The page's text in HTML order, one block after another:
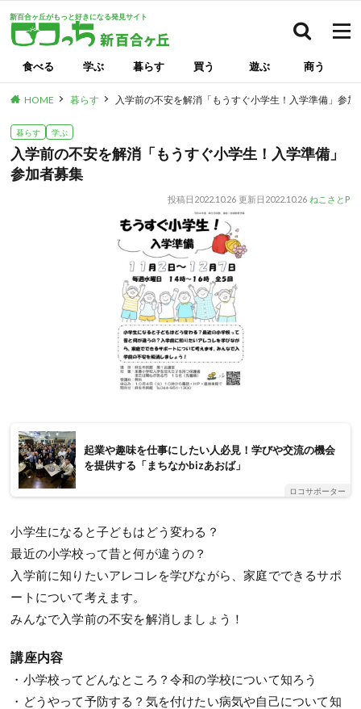
新百合ヶ丘がもっと好きになる発見サイト
食べる 学ぶ 暮らす 買う 遊ぶ 商う
HOME 暮らす 入学前の不安を解消「もうすぐ小学生！入学準備」参加
暮らす 学ぶ
入学前の不安を解消「もうすぐ小学生！入学準備」
参加者募集
投稿日 2022.10.26 更新日 2022.10.26 ねこさとP
起業や趣味を仕事にしたい人必見！学びや交流の機会
を提供する「まちなかbizあおば」
ロコサポーター
小学生になると子どもはどう変わる？
最近の小学校って昔と何が違うの？
入学前に知りたいアレコレを学びながら、家庭でできるサポ
ートについて考えます。
みんなで入学前の不安を解消しましょう！
講座内容
・小学校ってどんなところ？令和の学校について知ろう
・どうやって予防する？気を付けたい病気や自己について知